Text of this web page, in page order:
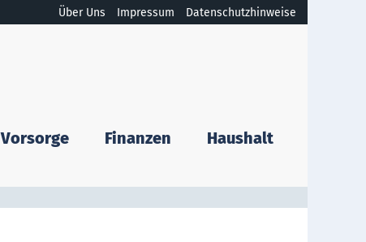
Über Uns Impressum Datenschutzhinweise
Vorsorge Finanzen Haushalt